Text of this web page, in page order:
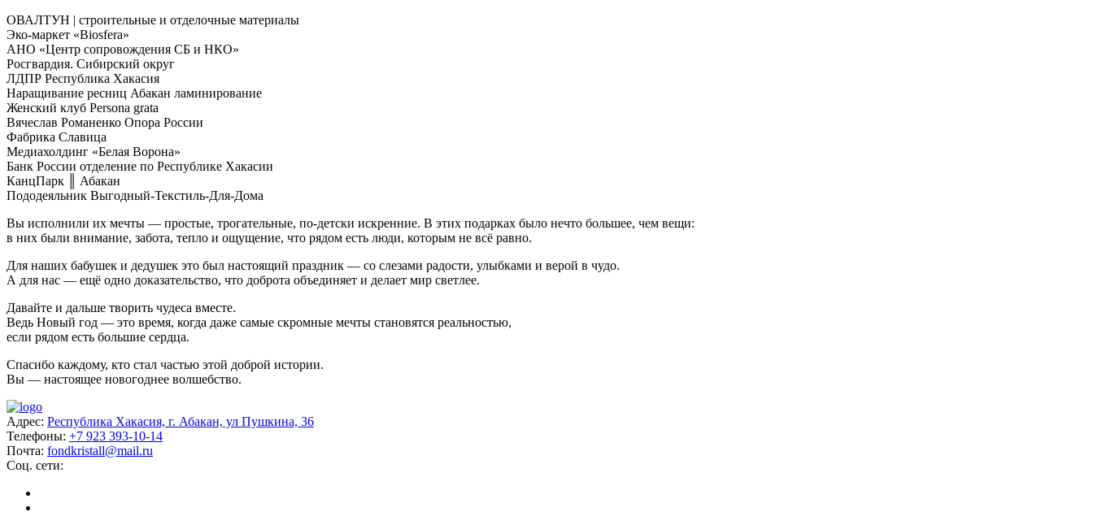
ОВАЛТУН | строительные и отделочные материалы
Эко-маркет «Biosfera»
АНО «Центр сопровождения СБ и НКО»
Росгвардия. Сибирский округ
ЛДПР Республика Хакасия
Наращивание ресниц Абакан ламинирование
Женский клуб Persona grata
Вячеслав Романенко Опора России
Фабрика Славица
Медиахолдинг «Белая Ворона»
Банк России отделение по Республике Хакасии
КанцПарк ║ Абакан
Пододеяльник Выгодный-Текстиль-Для-Дома
Вы исполнили их мечты — простые, трогательные, по-детски искренние. В этих подарках было нечто большее, чем вещи:
в них были внимание, забота, тепло и ощущение, что рядом есть люди, которым не всё равно.
Для наших бабушек и дедушек это был настоящий праздник — со слезами радости, улыбками и верой в чудо.
А для нас — ещё одно доказательство, что доброта объединяет и делает мир светлее.
Давайте и дальше творить чудеса вместе.
Ведь Новый год — это время, когда даже самые скромные мечты становятся реальностью,
если рядом есть большие сердца.
Спасибо каждому, кто стал частью этой доброй истории.
Вы — настоящее новогоднее волшебство.
Адрес: Республика Хакасия, г. Абакан, ул Пушкина, 36
Телефоны: +7 923 393-10-14
Почта: fondkristall@mail.ru
Соц. сети: